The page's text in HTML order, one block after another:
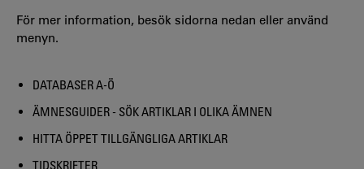
För mer information, besök sidorna nedan eller använd
menyn.
DATABASER A-Ö
ÄMNESGUIDER - SÖK ARTIKLAR I OLIKA ÄMNEN
HITTA ÖPPET TILLGÄNGLIGA ARTIKLAR
TIDSKRIFTER